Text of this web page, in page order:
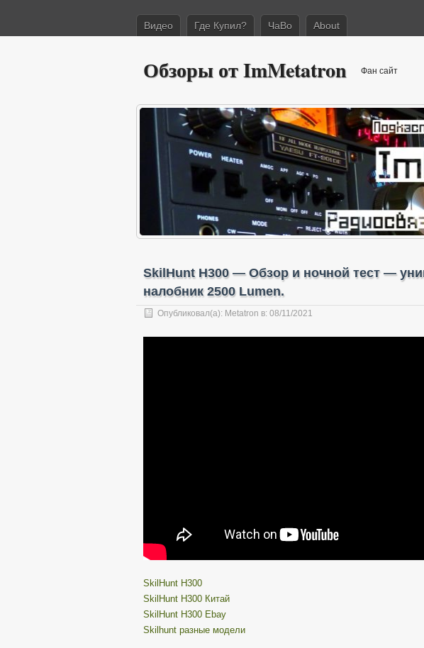
Видео Где Купил? ЧаВо About
Обзоры от ImMetatron Фан сайт
SkilHunt H300 — Обзор и ночной тест —
налобник 2500 Lumen.
Опубликовал(а): Metatron в: 08/11/2021
SkilHunt H300
SkilHunt H300 Китай
SkilHunt H300 Ebay
Skilhunt разные модели